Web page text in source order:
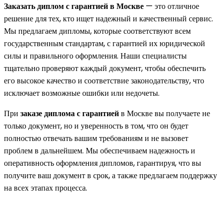
Заказать диплом с гарантией в Москве — это отличное
решение для тех, кто ищет надежный и качественный сервис.
Мы предлагаем дипломы, которые соответствуют всем
государственным стандартам, с гарантией их юридической
силы и правильного оформления. Наши специалисты
тщательно проверяют каждый документ, чтобы обеспечить
его высокое качество и соответствие законодательству, что
исключает возможные ошибки или недочеты.
При заказе диплома с гарантиейв Москве вы получаете не
только документ, но и уверенность в том, что он будет
полностью отвечать вашим требованиям и не вызовет
проблем в дальнейшем. Мы обеспечиваем надежность и
оперативность оформления дипломов, гарантируя, что вы
получите ваш документ в срок, а также предлагаем поддержку
на всех этапах процесса.